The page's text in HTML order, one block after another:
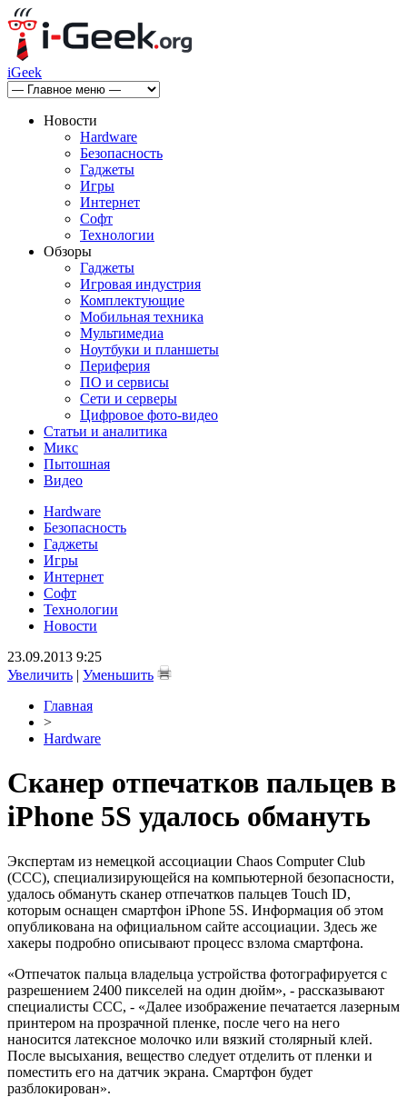
iGeek
Новости
Hardware
Безопасность
Гаджеты
Игры
Интернет
Софт
Технологии
Обзоры
Гаджеты
Игровая индустрия
Комплектующие
Мобильная техника
Мультимедиа
Ноутбуки и планшеты
Периферия
ПО и сервисы
Сети и серверы
Цифровое фото-видео
Статьи и аналитика
Микс
Пытошная
Видео
Hardware
Безопасность
Гаджеты
Игры
Интернет
Софт
Технологии
Новости
23.09.2013 9:25
Увеличить | Уменьшить
Главная
>
Hardware
Сканер отпечатков пальцев в
iPhone 5S удалось обмануть
Экспертам из немецкой ассоциации Chaos Computer Club
(CCC), специализирующейся на компьютерной безопасности,
удалось обмануть сканер отпечатков пальцев Touch ID,
которым оснащен смартфон iPhone 5S. Информация об этом
опубликована на официальном сайте ассоциации. Здесь же
хакеры подробно описывают процесс взлома смартфона.
«Отпечаток пальца владельца устройства фотографируется с
разрешением 2400 пикселей на один дюйм», - рассказывают
специалисты CCC, - «Далее изображение печатается лазерным
принтером на прозрачной пленке, после чего на него
наносится латексное молочко или вязкий столярный клей.
После высыхания, вещество следует отделить от пленки и
поместить его на датчик экрана. Смартфон будет
разблокирован».